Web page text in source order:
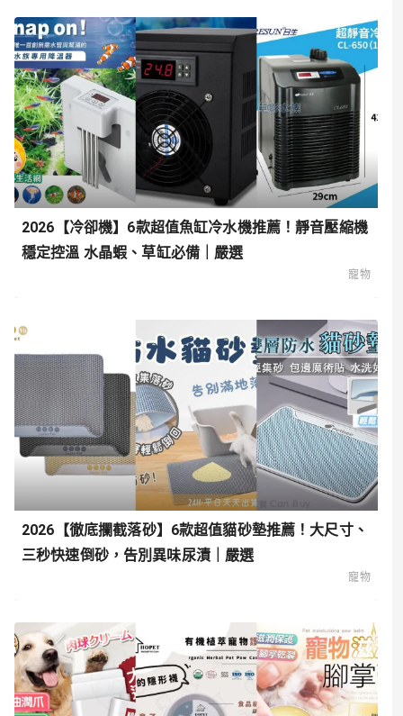
2026【冷卻機】6款超值魚缸冷水機推薦！靜音壓縮機
穩定控溫 水晶蝦、草缸必備｜嚴選
寵物
2026【徹底攔截落砂】6款超值貓砂墊推薦！大尺寸、
三秒快速倒砂，告別異味尿漬｜嚴選
寵物